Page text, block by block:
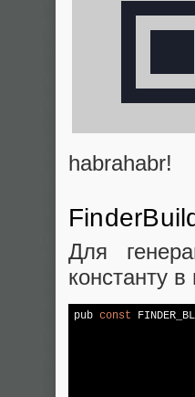
habrahabr!
Для
константу
pub const